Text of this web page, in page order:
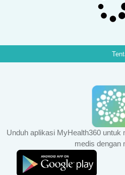
Unduh aplikasi MyHealth360 untuk
medis dengan